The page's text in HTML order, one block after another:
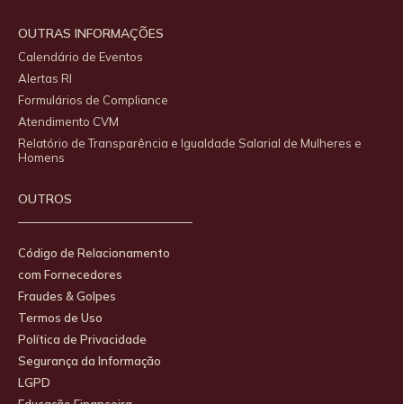
OUTRAS INFORMAÇÕES
Calendário de Eventos
Alertas RI
Formulários de Compliance
Atendimento CVM
Relatório de Transparência e Igualdade Salarial de Mulheres e
Homens
OUTROS
Código de Relacionamento
com Fornecedores
Fraudes & Golpes
Termos de Uso
Política de Privacidade
Segurança da Informação
LGPD